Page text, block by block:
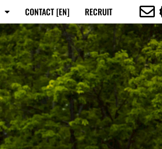
CONTACT [EN] RECRUIT